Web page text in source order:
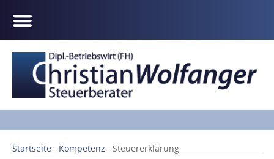
Startseite · Kompetenz · Steuererklärung